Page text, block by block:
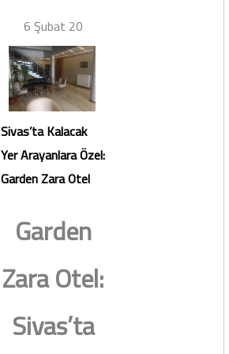
6 Şubat 20
Sivas’ta Kalacak
Yer Arayanlara Özel:
Garden Zara Otel
Garden
Zara Otel:
Sivas’ta